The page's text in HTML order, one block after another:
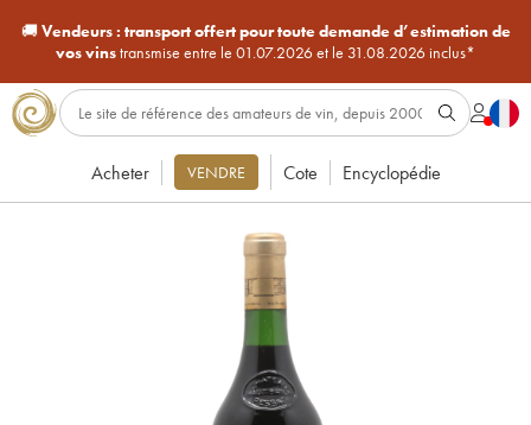
🚚Vendeurs : transport offert pour toute demande d’estimation de
vos vinstransmise entre le 01.07.2026 et le 31.08.2026 inclus*
Acheter VENDRE Cote Encyclopédie